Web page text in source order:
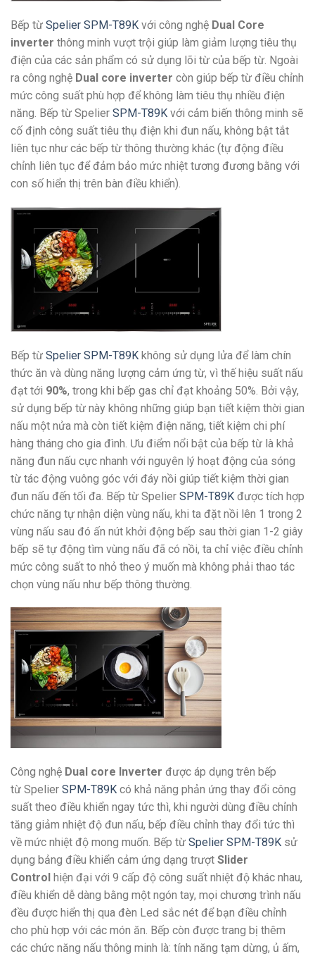
Bếp từ Spelier SPM-T89K với công nghệ Dual Core
inverter thông minh vượt trội giúp làm giảm lượng tiêu thụ
điện của các sản phẩm có sử dụng lõi từ của bếp từ. Ngoài
ra công nghệ Dual core inverter còn giúp bếp từ điều chỉnh
mức công suất phù hợp để không làm tiêu thụ nhiều điện
năng. Bếp từ Spelier SPM-T89K với cảm biến thông minh sẽ
cố định công suất tiêu thụ điện khi đun nấu, không bật tắt
liên tục như các bếp từ thông thường khác (tự động điều
chỉnh liên tục để đảm bảo mức nhiệt tương đương bằng với
con số hiển thị trên bàn điều khiển).
Bếp từ Spelier SPM-T89K không sử dụng lửa để làm chín
thức ăn và dùng năng lượng cảm ứng từ, vì thế hiệu suất nấu
đạt tới 90%, trong khi bếp gas chỉ đạt khoảng 50%. Bởi vậy,
sử dụng bếp từ này không những giúp bạn tiết kiệm thời gian
nấu một nửa mà còn tiết kiệm điện năng, tiết kiệm chi phí
hàng tháng cho gia đình. Ưu điểm nổi bật của bếp từ là khả
năng đun nấu cực nhanh với nguyên lý hoạt động của sóng
từ tác động vuông góc với đáy nồi giúp tiết kiệm thời gian
đun nấu đến tối đa. Bếp từ Spelier SPM-T89K được tích hợp
chức năng tự nhận diện vùng nấu, khi ta đặt nồi lên 1 trong 2
vùng nấu sau đó ấn nút khởi động bếp sau thời gian 1-2 giây
bếp sẽ tự động tìm vùng nấu đã có nồi, ta chỉ việc điều chỉnh
mức công suất to nhỏ theo ý muốn mà không phải thao tác
chọn vùng nấu như bếp thông thường.
Công nghệ Dual core Inverter được áp dụng trên bếp
từ Spelier SPM-T89K có khả năng phản ứng thay đổi công
suất theo điều khiển ngay tức thì, khi người dùng điều chỉnh
tăng giảm nhiệt độ đun nấu, bếp điều chỉnh thay đổi tức thì
về mức nhiệt độ mong muốn. Bếp từ Spelier SPM-T89K sử
dụng bảng điều khiển cảm ứng dạng trượt Slider
Control hiện đại với 9 cấp độ công suất nhiệt độ khác nhau,
điều khiển dễ dàng bằng một ngón tay, mọi chương trình nấu
đều được hiển thị qua đèn Led sắc nét để bạn điều chỉnh
cho phù hợp với các món ăn. Bếp còn được trang bị thêm
các chức năng nấu thông minh là: tính năng tạm dừng, ủ ấm,